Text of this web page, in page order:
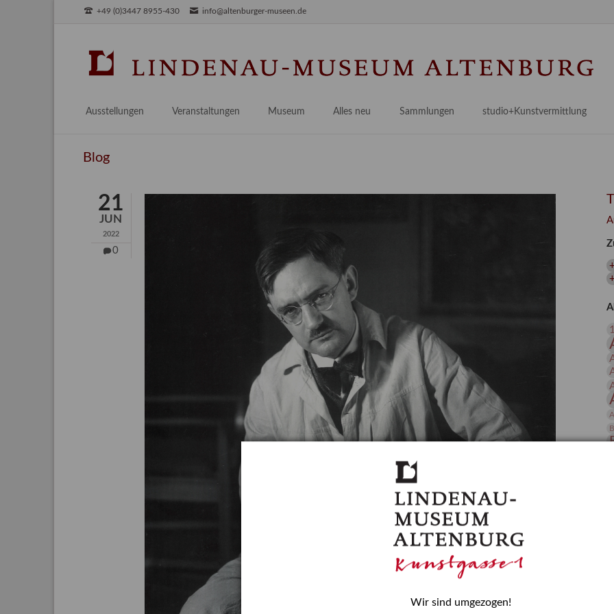
+49 (0)3447 8955-430 info@altenburger-museen.de
Ausstellungen
Aktuell
Veranstaltungen Museum
Praktikum / Praxisprojekt
Engagement
Publikationen
Aktuelle Publikationen
Bestandskataloge & Editionen
Gesamtverzeichnis
Grußkarten
Bestellung
Alles neu
Länderübergreifende kulturtouristische Ziele
Sammlungen
Forschung
studio+Kunstvermittlung
Angebote für Erwachsene
Blog
21
JUN
2022
0
Wir sind umgezogen!